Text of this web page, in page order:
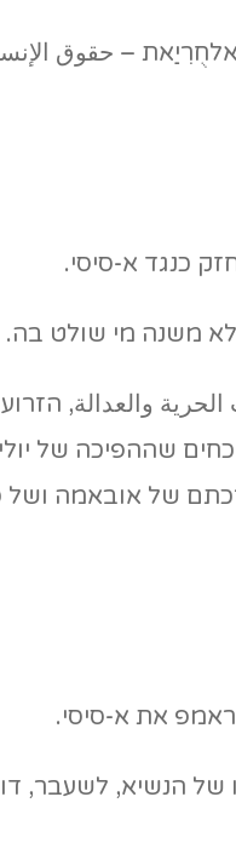
– حقوق
כנגד א-סיסי.
משנה מי שולט בה.
والعدالة,
של אובאמה ושל
את א-סיסי.
הנשיא, לשעבר,